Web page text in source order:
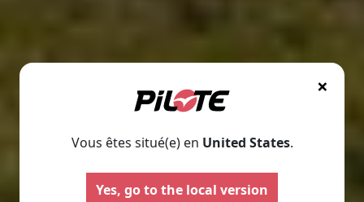
×
Vous êtes situé(e) en United States.
Yes, go to the local version